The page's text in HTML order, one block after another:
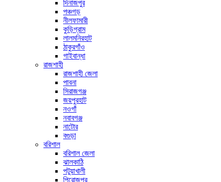
দিনাজপুর
পঞ্চগড়
নীলফামারী
কুড়িগ্রাম
লালমনিরহাট
ঠাকুরগাঁও
গাইবান্ধা
রাজশাহী
রাজশাহী জেলা
পাবনা
সিরাজগঞ্জ
জয়পুরহাট
নওগাঁ
নবাবগঞ্জ
নাটোর
বগুড়া
বরিশাল
বরিশাল জেলা
ঝালকাঠি
পটুয়াখালী
পিরোজপুর